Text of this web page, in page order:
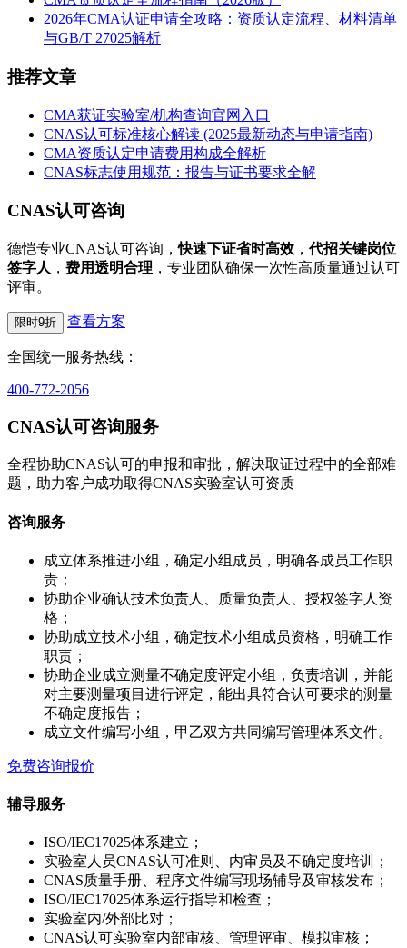
2026年CMA认证申请全攻略：资质认定流程、材料清单
与GB/T 27025解析
推荐文章
CMA获证实验室/机构查询官网入口
CNAS认可标准核心解读 (2025最新动态与申请指南)
CMA资质认定申请费用构成全解析
CNAS标志使用规范：报告与证书要求全解
CNAS认可咨询
德恺专业CNAS认可咨询，快速下证省时高效 ，代招关键岗位
签字人 ， 费用透明合理 ，专业团队确保一次性高质量通过认可
评审。
限时9折 查看方案
全国统一服务热线：
400-772-2056
CNAS认可咨询服务
全程协助CNAS认可的申报和审批，解决取证过程中的全部难
题，助力客户成功取得CNAS实验室认可资质
咨询服务
成立体系推进小组，确定小组成员，明确各成员工作职
责；
协助企业确认技术负责人、质量负责人、授权签字人资
格；
协助成立技术小组，确定技术小组成员资格，明确工作
职责；
协助企业成立测量不确定度评定小组，负责培训，并能
对主要测量项目进行评定，能出具符合认可要求的测量
不确定度报告；
成立文件编写小组，甲乙双方共同编写管理体系文件。
免费咨询报价
辅导服务
ISO/IEC17025体系建立；
实验室人员CNAS认可准则、内审员及不确定度培训；
CNAS质量手册、程序文件编写现场辅导及审核发布；
ISO/IEC17025体系运行指导和检查；
实验室内/外部比对；
CNAS认可实验室内部审核、管理评审、模拟审核；